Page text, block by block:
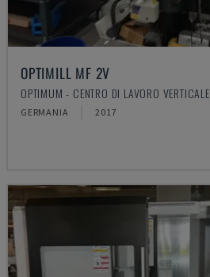
OPTIMILL MF 2V
OPTIMUM - CENTRO DI LAVORO VERTICALE
GERMANIA 2017